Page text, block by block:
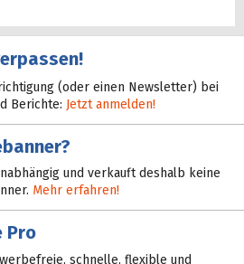
(oder einen Newsletter) bei
Berichte: Jetzt anmelden!
und verkauft deshalb keine
Mehr erfahren!
Pro
schnelle, flexible und